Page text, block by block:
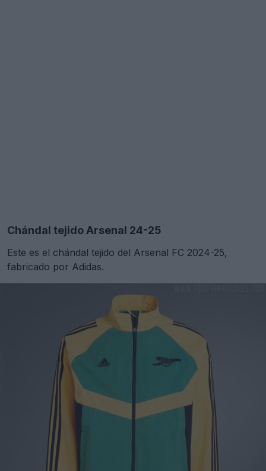
Chándal tejido Arsenal 24-25
Este es el chándal tejido del Arsenal FC 2024-25,
fabricado por Adidas.